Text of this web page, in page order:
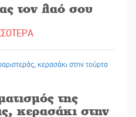
τον λαό σου
της
κερασάκι στην